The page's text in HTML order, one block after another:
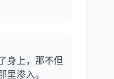
身上，那不但
渗入。